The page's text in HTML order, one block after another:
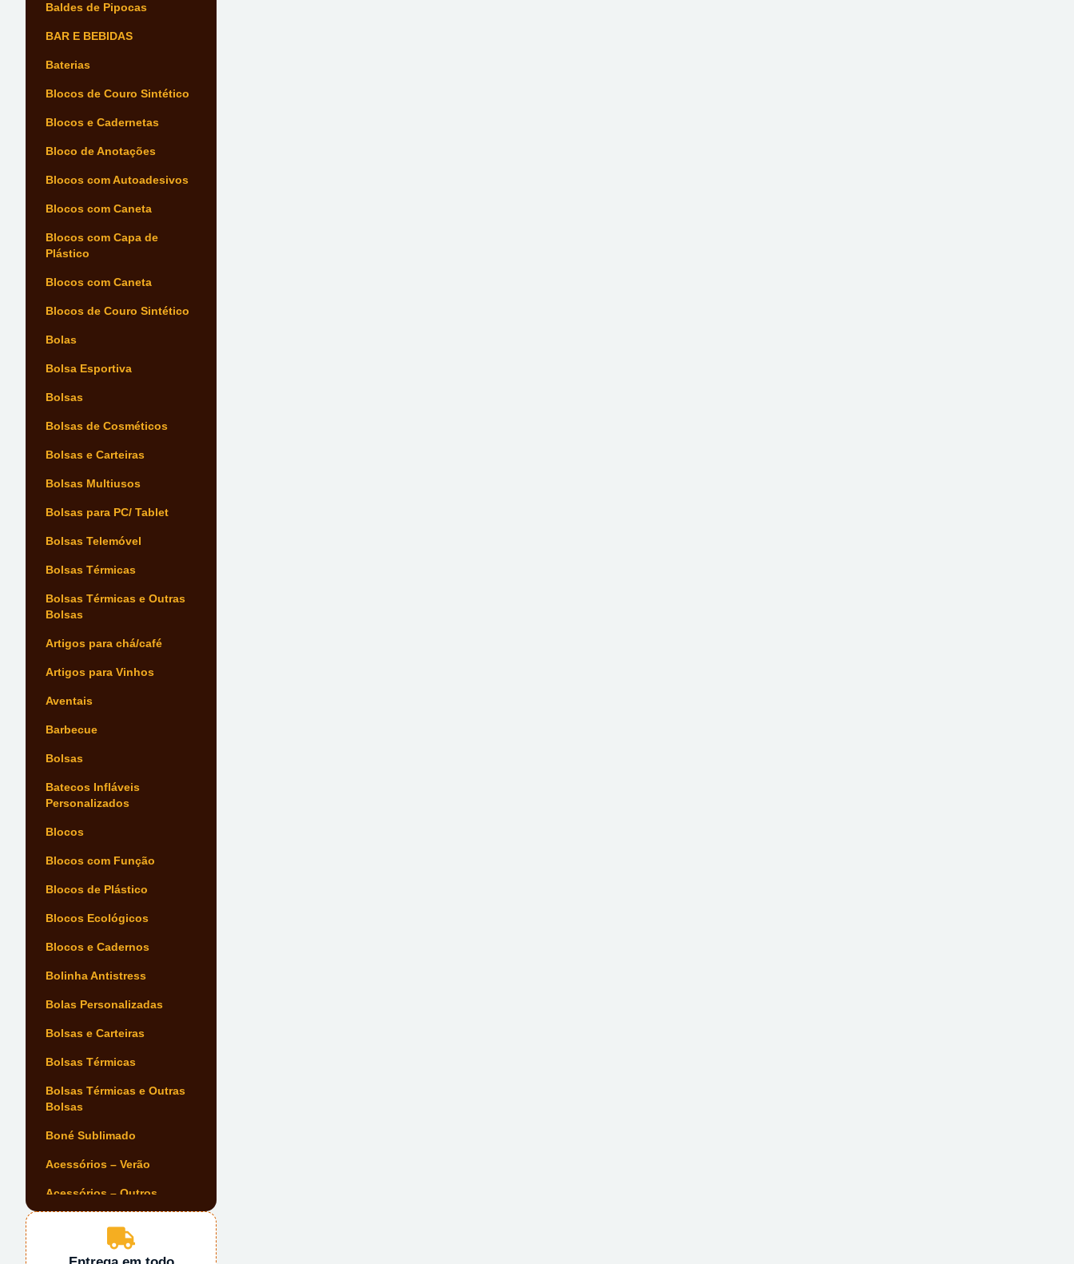
Baldes de Pipocas
BAR E BEBIDAS
Baterias
Blocos de Couro Sintético
Blocos e Cadernetas
Bloco de Anotações
Blocos com Autoadesivos
Blocos com Caneta
Blocos com Capa de
Plástico
Blocos com Caneta
Blocos de Couro Sintético
Bolas
Bolsa Esportiva
Bolsas
Bolsas de Cosméticos
Bolsas e Carteiras
Bolsas Multiusos
Bolsas para PC/ Tablet
Bolsas Telemóvel
Bolsas Térmicas
Bolsas Térmicas e Outras
Bolsas
Artigos para chá/café
Artigos para Vinhos
Aventais
Barbecue
Bolsas
Batecos Infláveis
Personalizados
Blocos
Blocos com Função
Blocos de Plástico
Blocos Ecológicos
Blocos e Cadernos
Bolinha Antistress
Bolas Personalizadas
Bolsas e Carteiras
Bolsas Térmicas
Bolsas Térmicas e Outras
Bolsas
Boné Sublimado
Acessórios – Verão
Acessórios – Outros
Acessórios de Escrita